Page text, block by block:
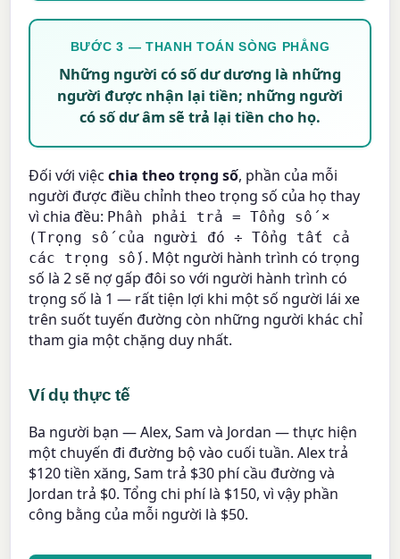
BƯỚC 3 — THANH TOÁN SÒNG PHẲNG
Những người có số dư dương là những
người được nhận lại tiền; những người
có số dư âm sẽ trả lại tiền cho họ.
Đối với việcchia theo trọng số, phần của mỗi
người được điều chỉnh theo trọng số của họ thay
vì chia đều: Phần phải trả = Tổng số ×
(Trọng số của người đó ÷ Tổng tất cả
các trọng số). Một người hành trình có trọng
số là 2 sẽ nợ gấp đôi so với người hành trình có
trọng số là 1 — rất tiện lợi khi một số người lái xe
trên suốt tuyến đường còn những người khác chỉ
tham gia một chặng duy nhất.
Ví dụ thực tế
Ba người bạn — Alex, Sam và Jordan — thực hiện
một chuyến đi đường bộ vào cuối tuần. Alex trả
$120 tiền xăng, Sam trả $30 phí cầu đường và
Jordan trả $0. Tổng chi phí là $150, vì vậy phần
công bằng của mỗi người là $50.